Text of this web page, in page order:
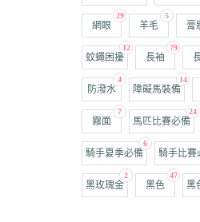
29
網眼
5
羊毛 膏
12
蚊蠅困擾
79
長袖
4
防潑水
14
障礙馬裝備
7
霧面
24
馬匹比賽必備
6
騎手夏季必備 騎手比賽
2
黑玫瑰金
47
黑色 黑